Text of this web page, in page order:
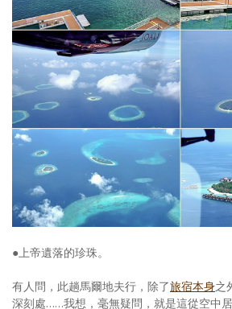
●上帝遺落的珍珠。
有人問，此趟馬爾地夫行，除了旅宿本身之
深刻處……我想，毫無疑問，就是這從空中